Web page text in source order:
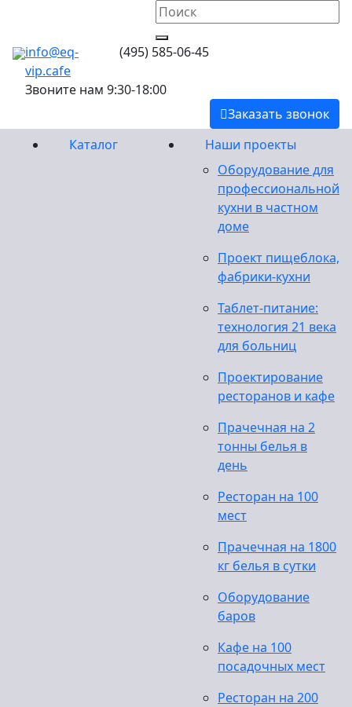
info@eq-
vip.cafe
(495) 585-06-45
Звоните нам 9:30-18:00
Заказать звонок
Каталог
Наши проекты
Оборудование для
профессиональной
кухни в частном
доме
Проект пищеблока,
фабрики-кухни
Таблет-питание:
технология 21 века
для больниц
Проектирование
ресторанов и кафе
Прачечная на 2
тонны белья в
день
Ресторан на 100
мест
Прачечная на 1800
кг белья в сутки
Оборудование
баров
Кафе на 100
посадочных мест
Ресторан на 200